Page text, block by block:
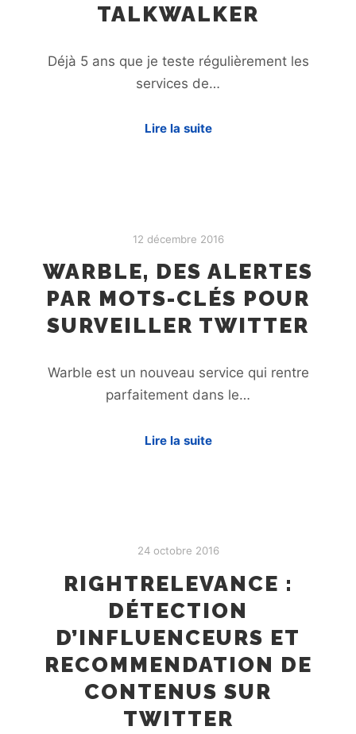
TALKWALKER
Déjà 5 ans que je teste régulièrement les
services de…
Lire la suite
12 décembre 2016
WARBLE, DES ALERTES
PAR MOTS-CLÉS POUR
SURVEILLER TWITTER
Warble est un nouveau service qui rentre
parfaitement dans le…
Lire la suite
24 octobre 2016
RIGHTRELEVANCE :
DÉTECTION
D’INFLUENCEURS ET
RECOMMENDATION DE
CONTENUS SUR
TWITTER